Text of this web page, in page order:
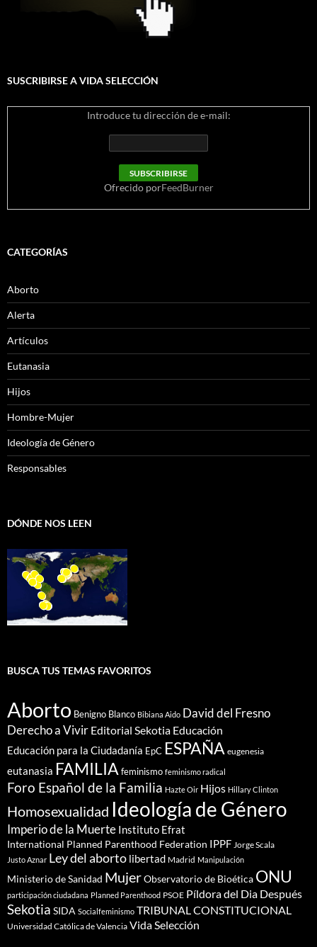
SUSCRIBIRSE A VIDA SELECCIÓN
Introduce tu dirección de e-mail:
Ofrecido porFeedBurner
CATEGORÍAS
Aborto
Alerta
Artículos
Eutanasia
Hijos
Hombre-Mujer
Ideología de Género
Responsables
DÓNDE NOS LEEN
BUSCA TUS TEMAS FAVORITOS
Aborto Benigno Blanco Bibiana Aido David del Fresno
Derecho a Vivir Editorial Sekotia Educación
Educación para la Ciudadanía EpC ESPAÑA eugenesia
eutanasia FAMILIA feminismo feminismo radical
Foro Español de la Familia Hazte Oir Hijos Hillary Clinton
Homosexualidad Ideología de Género
Imperio de la Muerte Instituto Efrat
International Planned Parenthood Federation IPPF Jorge Scala
Justo Aznar Ley del aborto libertad Madrid Manipulación
Ministerio de Sanidad MujerObservatorio de Bioética ONU
participación ciudadana Planned Parenthood PSOE Píldora del Dia Después
Sekotia SIDA Socialfeminismo TRIBUNAL CONSTITUCIONAL
Universidad Católica de Valencia Vida Selección